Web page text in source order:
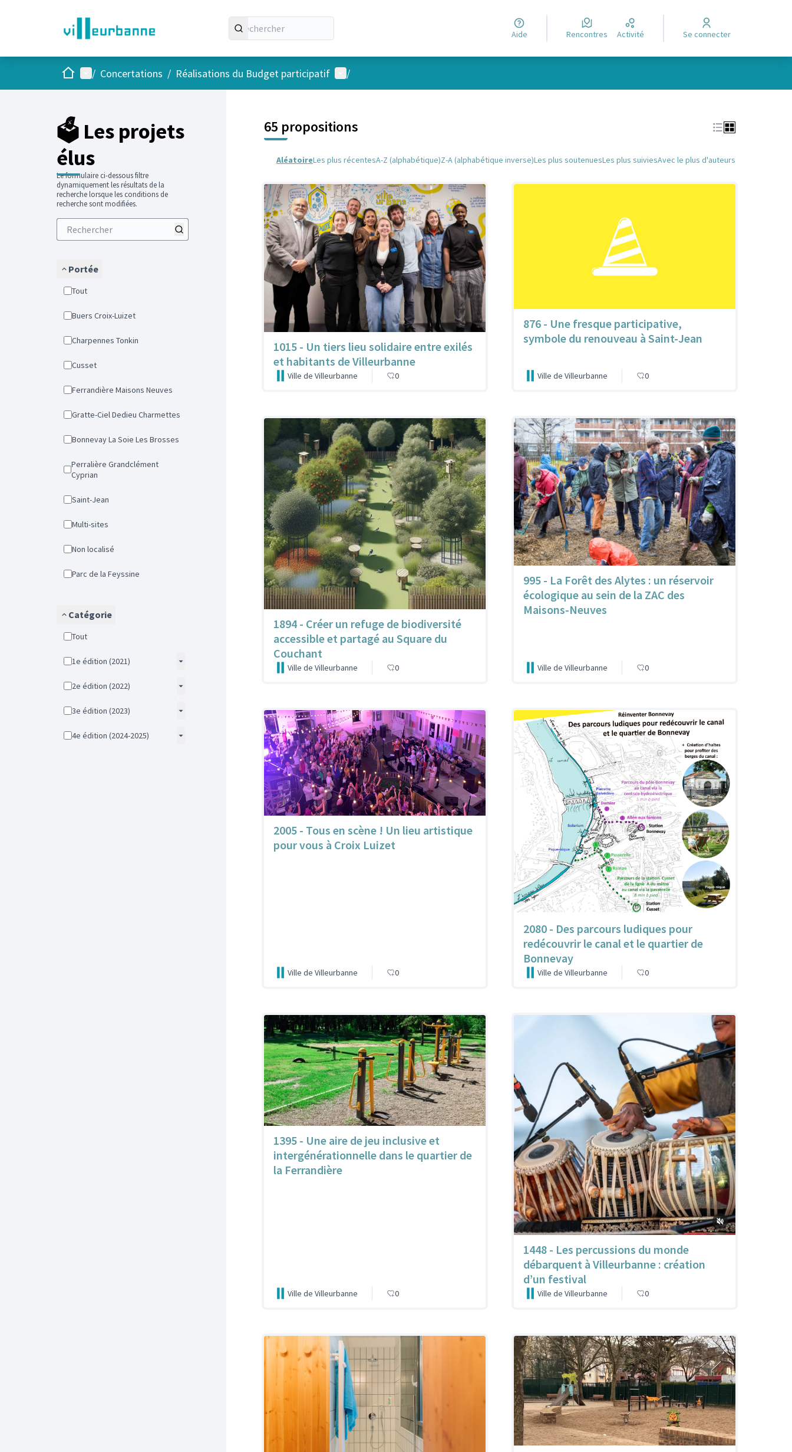
Aide Rencontres Activité Se connecter
AccueilMenu principal
/ Concertations / Réalisations du Budget participatif Menu utilisateur
/
🗳️ Les projets
élus
Le formulaire ci-dessous filtre
dynamiquement les résultats de la
recherche lorsque les conditions de
recherche sont modifiées.
Portée
Tout
Buers Croix-Luizet
Charpennes Tonkin
Cusset
Ferrandière Maisons Neuves
Gratte-Ciel Dedieu Charmettes
Bonnevay La Soie Les Brosses
Perralière Grandclément
Cyprian
Saint-Jean
Multi-sites
Non localisé
Parc de la Feyssine
Catégorie
Tout
1e édition (2021)
2e édition (2022)
3e édition (2023)
4e édition (2024-2025)
65 propositions
AléatoireLes plus récentesA-Z (alphabétique)Z-A (alphabétique inverse)Les plus soutenuesLes plus suiviesAvec le plus d'auteurs
1015 - Un tiers lieu solidaire entre exilés
et habitants de Villeurbanne
Ville de Villeurbanne 0
876 - Une fresque participative,
symbole du renouveau à Saint-Jean
Ville de Villeurbanne 0
1894 - Créer un refuge de biodiversité
accessible et partagé au Square du
Couchant
Ville de Villeurbanne 0
995 - La Forêt des Alytes : un réservoir
écologique au sein de la ZAC des
Maisons-Neuves
Ville de Villeurbanne 0
2005 - Tous en scène ! Un lieu artistique
pour vous à Croix Luizet
Ville de Villeurbanne 0
2080 - Des parcours ludiques pour
redécouvrir le canal et le quartier de
Bonnevay
Ville de Villeurbanne 0
1395 - Une aire de jeu inclusive et
intergénérationnelle dans le quartier de
la Ferrandière
Ville de Villeurbanne 0
1448 - Les percussions du monde
débarquent à Villeurbanne : création
d’un festival
Ville de Villeurbanne 0